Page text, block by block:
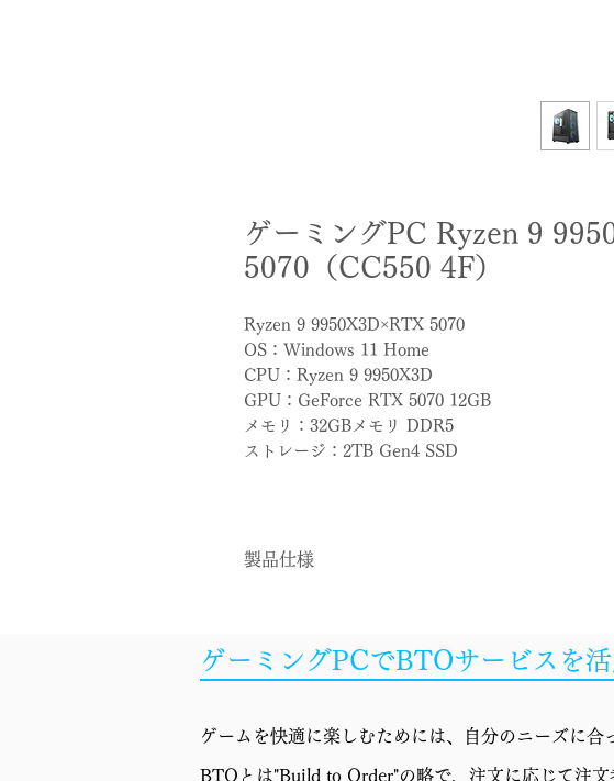
ゲーミングPC Ryzen 9
5070（CC550 4F）
Ryzen 9 9950X3D×RTX 5070
OS：Windows 11 Home
CPU：Ryzen 9 9950X3D
GPU：GeForce RTX 5070 12GB
メモリ：32GBメモリ DDR5
ストレージ：2TB Gen4 SSD
製品仕様
CPU
X870E
ゲーミングPCでBTOサービスを
ゲームを快適に楽しむためには、自分のニーズに
BTOとは"Build to Order"の略で、注文に応じて注